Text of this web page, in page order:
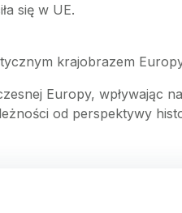
się w UE.
krajobrazem
Europy, wpływając
od perspektywy